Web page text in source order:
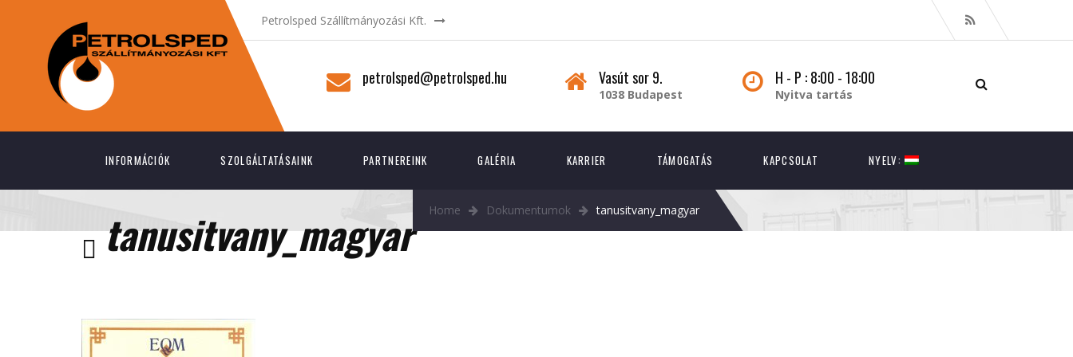
Petrolsped Szállítmányozási Kft.
petrolsped@petrolsped.hu Vasút sor 9.
1038 Budapest
H - P : 8:00 - 18:00
Nyitva tartás
INFORMÁCIÓK SZOLGÁLTATÁSAINK PARTNEREINK GALÉRIA KARRIER TÁMOGATÁS KAPCSOLAT NYELV:
tanusitvany_magyar Home Dokumentumok tanusitvany_magyar